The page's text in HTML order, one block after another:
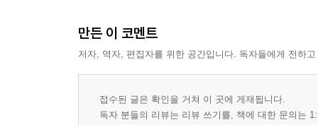
만든 이 코멘트
저자, 역자, 편집자를 위한 공간입니다. 독자들에게 전하
접수된 글은 확인을 거쳐 이 곳에 게재됩니다.
독자 분들의 리뷰는 리뷰 쓰기를, 책에 대한 문의는